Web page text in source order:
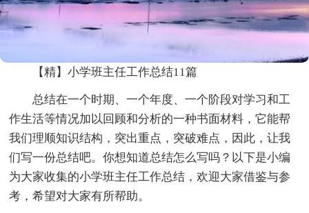
【精】小学班主任工作总结11篇
总结在一个时期、一个年度、一个阶段对学习和工
作生活等情况加以回顾和分析的一种书面材料，它能帮
我们理顺知识结构，突出重点，突破难点，因此，让我
们写一份总结吧。你想知道总结怎么写吗？以下是小编
为大家收集的小学班主任工作总结，欢迎大家借鉴与参
考，希望对大家有所帮助。